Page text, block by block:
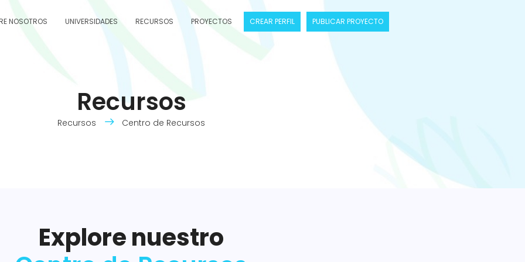
NOSOTROS UNIVERSIDADES RECURSOS PROYECTOS CREAR PERFIL PUBLICAR PROYECTO
Recursos
Recursos Centro de Recursos
Explore nuestro